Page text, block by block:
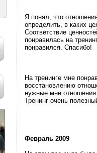
Я понял, что
определить, в каких
Соответствие
понравилась на
понравился. Спасибо!
На тренинге мне
восстановлению
нужные мне отношения
Тренинг очень
Февраль 2009